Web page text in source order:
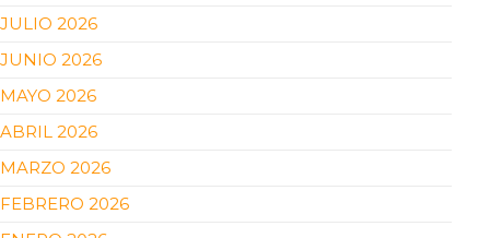
JULIO 2026
JUNIO 2026
MAYO 2026
ABRIL 2026
MARZO 2026
FEBRERO 2026